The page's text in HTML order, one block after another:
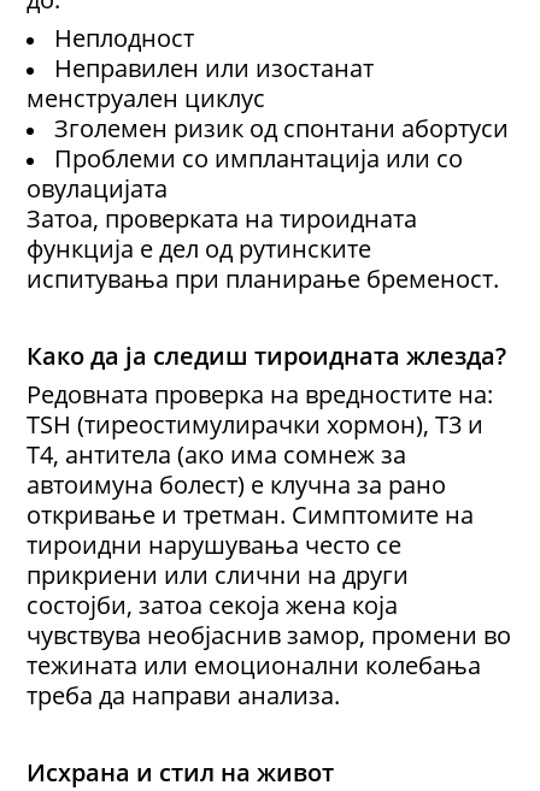
Неплодност
Неправилен или изостанат
менструален циклус
Зголемен ризик од спонтани абортуси
Проблеми со имплантација или со
овулацијата
Затоа, проверката на тироидната
функција е дел од рутинските
испитувања при планирање бременост.
Како да ја следиш тироидната жлезда?
Редовната проверка на вредностите на:
TSH (тиреостимулирачки хормон), T3 и
T4, антитела (ако има сомнеж за
автоимуна болест) е клучна за рано
откривање и третман. Симптомите на
тироидни нарушувања често се
прикриени или слични на други
состојби, затоа секоја жена која
чувствува необјаснив замор, промени во
тежината или емоционални колебања
треба да направи анализа.
Исхрана и стил на живот